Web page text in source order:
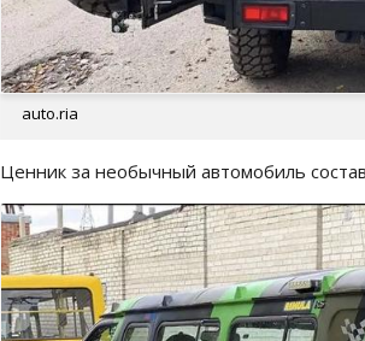
auto.ria
Ценник за необычный автомобиль